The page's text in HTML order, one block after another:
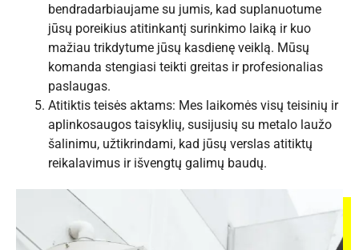
bendradarbiaujame su jumis, kad suplanuotume
jūsų poreikius atitinkantį surinkimo laiką ir kuo
mažiau trikdytume jūsų kasdienę veiklą. Mūsų
komanda stengiasi teikti greitas ir profesionalias
paslaugas.
Atitiktis teisės aktams: Mes laikomės visų teisinių ir
aplinkosaugos taisyklių, susijusių su metalo laužo
šalinimu, užtikrindami, kad jūsų verslas atitiktų
reikalavimus ir išvengtų galimų baudų.